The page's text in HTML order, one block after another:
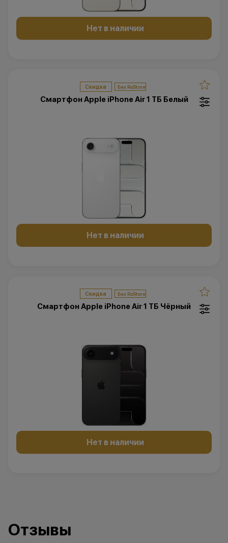
Нет в наличии
Скидка
Смартфон Apple iPhone Air 1 ТБ Белый
Нет в наличии
Скидка
Смартфон Apple iPhone Air 1 ТБ Чёрный
Нет в наличии
Отзывы